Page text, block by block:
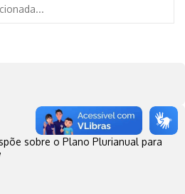
sobre o Plano Plurianual para